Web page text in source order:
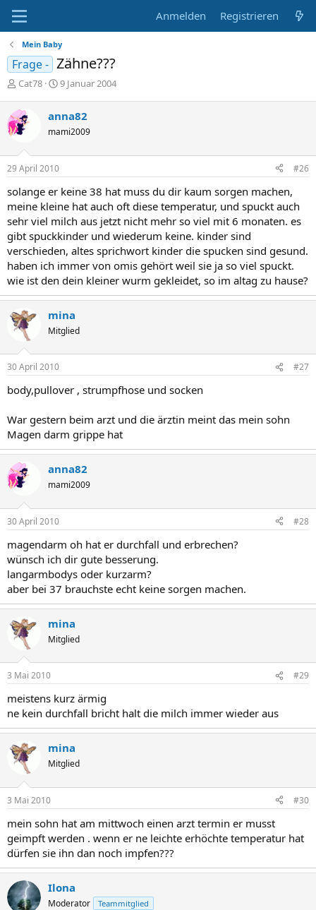
Anmelden Registrieren
Mein Baby
Frage - Zähne???
E
s
t
e
l
e
Cat78
E
t
e
l
m
9 Januar 2004
anna82
mami2009
29 April 2010 #26
solange er keine 38 hat muss du dir kaum sorgen machen,
meine kleine hat auch oft diese temperatur, und spuckt auch
sehr viel milch aus jetzt nicht mehr so viel mit 6 monaten. es
gibt spuckkinder und wiederum keine. kinder sind
verschieden, altes sprichwort kinder die spucken sind gesund.
haben ich immer von omis gehört weil sie ja so viel spuckt.
wie ist den dein kleiner wurm gekleidet, so im altag zu hause?
mina
Mitglied
30 April 2010 #27
body,pullover , strumpfhose und socken
War gestern beim arzt und die ärztin meint das mein sohn
Magen darm grippe hat
anna82
mami2009
30 April 2010 #28
magendarm oh hat er durchfall und erbrechen?
wünsch ich dir gute besserung.
langarmbodys oder kurzarm?
aber bei 37 brauchste echt keine sorgen machen.
mina
Mitglied
3 Mai 2010 #29
meistens kurz ärmig
ne kein durchfall bricht halt die milch immer wieder aus
mina
Mitglied
3 Mai 2010 #30
mein sohn hat am mittwoch einen arzt termin er musst
geimpft werden . wenn er ne leichte erhöchte temperatur hat
dürfen sie ihn dan noch impfen???
Ilona
Moderator Teammitglied